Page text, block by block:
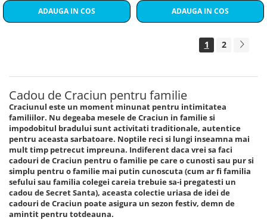
ADAUGA IN COS ADAUGA IN COS
1 2
Cadou de Craciun pentru familie
Craciunul este un moment minunat pentru intimitatea
familiilor. Nu degeaba mesele de Craciun in familie si
impodobitul bradului sunt activitati traditionale, autentice
pentru aceasta sarbatoare. Noptile reci si lungi inseamna mai
mult timp petrecut impreuna. Indiferent daca vrei sa faci
cadouri de Craciun pentru o familie pe care o cunosti sau pur si
simplu pentru o familie mai putin cunoscuta (cum ar fi familia
sefului sau familia colegei careia trebuie sa-i pregatesti un
cadou de Secret Santa), aceasta colectie uriasa de idei de
cadouri de Craciun poate asigura un sezon festiv, demn de
amintit pentru totdeauna.